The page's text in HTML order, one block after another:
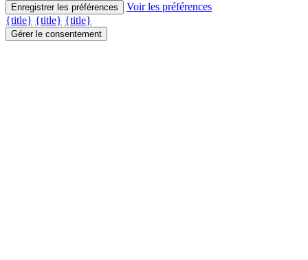
Enregistrer les préférences
Voir les préférences
{title} {title} {title}
Gérer le consentement